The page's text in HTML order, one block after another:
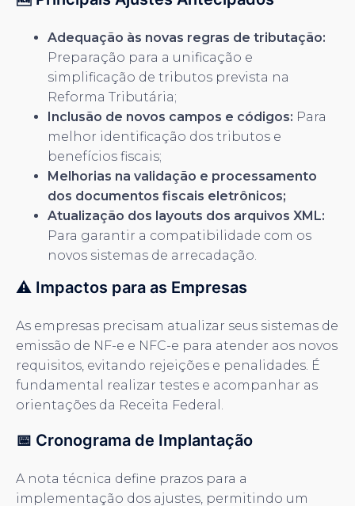
Adequação às novas regras de tributação:
Preparação para a unificação e
simplificação de tributos prevista na
Reforma Tributária;
Inclusão de novos campos e códigos: Para
melhor identificação dos tributos e
benefícios fiscais;
Melhorias na validação e processamento
dos documentos fiscais eletrônicos;
Atualização dos layouts dos arquivos XML:
Para garantir a compatibilidade com os
novos sistemas de arrecadação.
⚠️ Impactos para as Empresas
As empresas precisam atualizar seus sistemas de
emissão de NF-e e NFC-e para atender aos novos
requisitos, evitando rejeições e penalidades. É
fundamental realizar testes e acompanhar as
orientações da Receita Federal.
📅 Cronograma de Implantação
A nota técnica define prazos para a
implementação dos ajustes, permitindo um